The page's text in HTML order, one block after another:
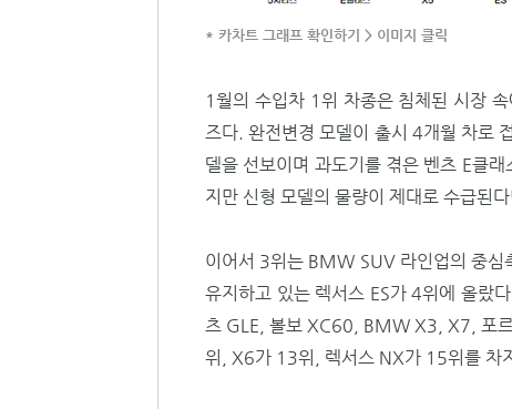
* 카차트 그래프 확인하기 > 이미지 클릭
1월의 수입차 1위 차종은 침체된 시장
즈다. 완전변경 모델이 출시 4개월 차로
델을 선보이며 과도기를 겪은 벤츠 E클
지만 신형 모델의 물량이 제대로 수급된
이어서 3위는 BMW SUV 라인업의 중심
유지하고 있는 렉서스 ES가 4위에 올랐
츠 GLE, 볼보 XC60, BMW X3, X7, 포
위, X6가 13위, 렉서스 NX가 15위를 차